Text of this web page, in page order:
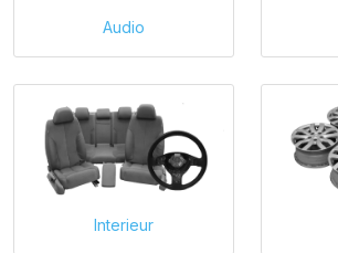
Audio
Interieur